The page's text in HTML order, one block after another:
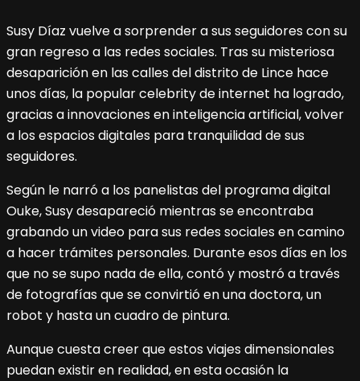
Susy Díaz vuelve a sorprender a sus seguidores con su
gran regreso a las redes sociales. Tras su misteriosa
desaparición en las calles del distrito de Lince hace
unos días, la popular celebrity de internet ha logrado,
gracias a innovaciones en inteligencia artificial, volver
a los espacios digitales para tranquilidad de sus
seguidores.
Según le narró a los panelistas del programa digital
Ouke, Susy desapareció mientras se encontraba
grabando un video para sus redes sociales en camino
a hacer trámites personales. Durante esos días en los
que no se supo nada de ella, contó y mostró a través
de fotografías que se convirtió en una doctora, un
robot y hasta un cuadro de pintura.
Aunque cuesta creer que estos viajes dimensionales
puedan existir en realidad, en esta ocasión la